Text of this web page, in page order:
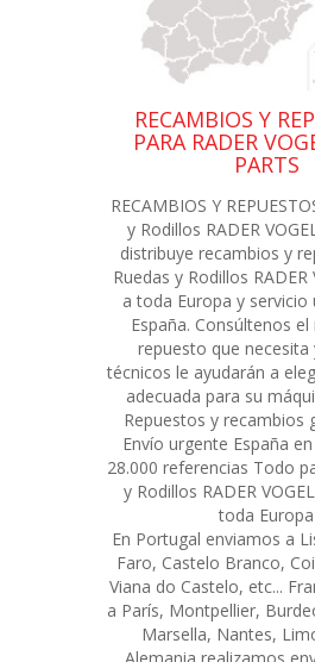
RECAMBIOS Y
PARA RADER
PARTS
RECAMBIOS Y
y Rodillos RADER
distribuye recambios y
Ruedas y Rodillos RADER
a toda Europa y servicio
España. Consúltenos
repuesto que necesita
técnicos le ayudarán a
adecuada para su
Repuestos y recambios
Envío urgente España
28.000 referencias Todo
y Rodillos RADER
toda Europa
En Portugal enviamos a
Faro, Castelo Branco,
Viana do Castelo, etc...
a París, Montpellier,
Marsella, Nantes,